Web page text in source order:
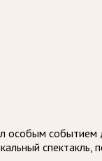
особым событием
спектакль,